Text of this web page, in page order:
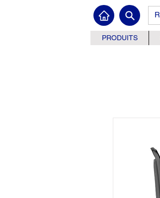
PRODUITS